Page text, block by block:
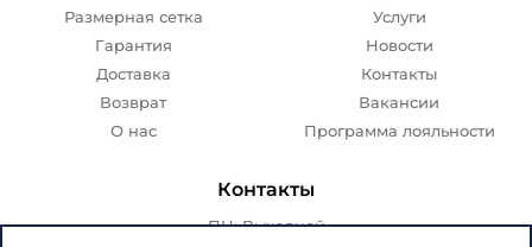
Размерная сетка
Гарантия
Доставка
Возврат
О нас
Услуги
Новости
Контакты
Вакансии
Программа лояльности
Контакты
ПН: Выходной